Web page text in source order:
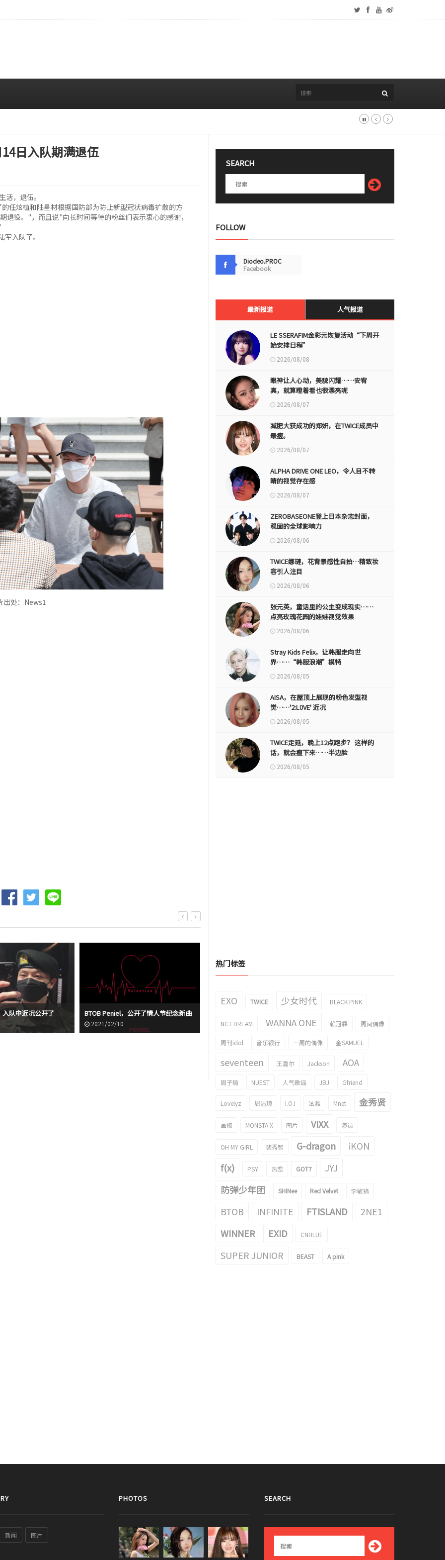
日入队期满退伍
，退伍。
炫植和陆星材根据国防部为防止新型冠状病毒扩散的方
役。"，而且说"向长时间等待的粉丝们表示衷心的感谢，
入队了。
处：News1
入队中近况公开了 BTOB Peniel，公开了情人节纪念新曲
2021/02/10 2020/12/14
队伍中的BTOB 陆星材的近况照片引起
2020/11/20
SEARCH
FOLLOW
Diodeo.PROC
Facebook
最新报道 人气报道
LE SSERAFIM金彩元恢复活动“下周开
始安排日程”
2026/08/08
眼神让人心动，美貌闪耀……安宥
真，就算瞪着看也很漂亮呢
2026/08/07
减肥大获成功的郑妍，在TWICE成员中
最瘦。
2026/08/07
ALPHA DRIVE ONE LEO，令人目不转
睛的视觉存在感
2026/08/07
ZEROBASEONE登上日本杂志封面，
稳固的全球影响力
2026/08/06
TWICE娜璉，花背景感性自拍…精致妆
容引人注目
2026/08/06
张元英，童话里的公主变成现实……
点亮玫瑰花园的娃娃视觉效果
2026/08/06
Stray Kids Felix，让韩服走向世
界……“韩服浪潮”模特
2026/08/05
AISA，在屋顶上展现的粉色发型视
觉……'2:L0VE' 近况
2026/08/05
TWICE定延，晚上12点跑步？ 这样的
话，就会瘦下来……半边脸
2026/08/05
热门标签
EXO TWICE 少女时代 BLACK PINK
NCT DREAM WANNA ONE 赖冠霖 周间偶像
周刊idol 音乐银行 一周的偶像 金SAMUEL
seventeen 王嘉尔 Jackson AOA
周子瑜 NUEST 人气歌谣 JBJ Gfriend
Lovelyz 周洁琼 I.O.I 泫雅 Mnet 金秀贤
画报 MONSTA X 图片 VIXX 演员
OH MY GIRL 裴秀智 G-dragon
iKON
f(x)
PSY 热恋 GOT7
JYJ
防弹少年团
SHINee Red Velvet 李敏镐
BTOB INFINITE FTISLAND
2NE1
WINNER
EXID CNBLUE
SUPER JUNIOR BEAST A pink
新闻 图片
PHOTOS SEARCH